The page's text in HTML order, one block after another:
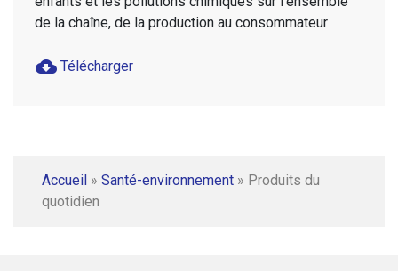
de la chaîne, de la production au consommateur
cloud_download Télécharger
Accueil » Santé-environnement » Produits du
quotidien